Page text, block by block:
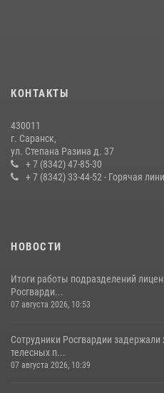
содействии сотрудников Росгвардии
Сотрудники Росгвардии
конкурса профмастерства в Саранске
23 июля 2026, 11:54 4
КОНТАКТЫ
430011
г. Саранск,
ул. Степана Разина д. 37
+ 7 (8342) 47-85-30
+ 7 (8342) 33-44-52 - Горячая
НОВОСТИ
Итоги работы подразделений
Росгварди...
07 августа 2026, 10:53
Сотрудники Росгвардии задержали
телесных п...
07 августа 2026, 10:39